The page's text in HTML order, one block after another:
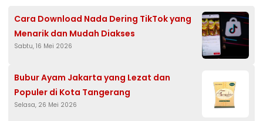
Cara Download Nada Dering TikTok yang
Menarik dan Mudah Diakses
Sabtu, 16 Mei 2026
Bubur Ayam Jakarta yang Lezat dan
Populer di Kota Tangerang
Selasa, 26 Mei 2026